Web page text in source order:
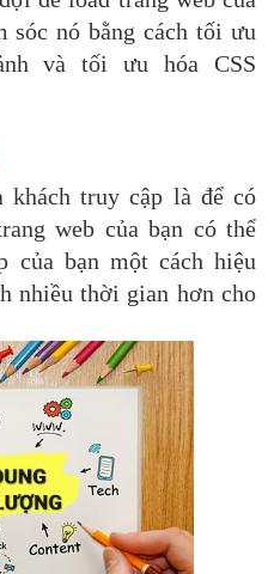
sóc nó bằng cách tối ưu
và tối ưu hóa CSS
khách truy cập là để có
web của bạn có thể
của bạn một cách hiệu
nhiều thời gian hơn cho